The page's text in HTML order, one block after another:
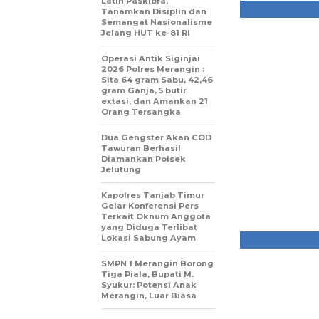
Tanamkan Disiplin dan
Semangat Nasionalisme
Jelang HUT ke-81 RI
Operasi Antik Siginjai
2026 Polres Merangin :
Sita 64 gram Sabu, 42,46
gram Ganja, 5 butir
extasi, dan Amankan 21
Orang Tersangka
Dua Gengster Akan COD
Tawuran Berhasil
Diamankan Polsek
Jelutung
Kapolres Tanjab Timur
Gelar Konferensi Pers
Terkait Oknum Anggota
yang Diduga Terlibat
Lokasi Sabung Ayam
SMPN 1 Merangin Borong
Tiga Piala, Bupati M.
Syukur: Potensi Anak
Merangin, Luar Biasa